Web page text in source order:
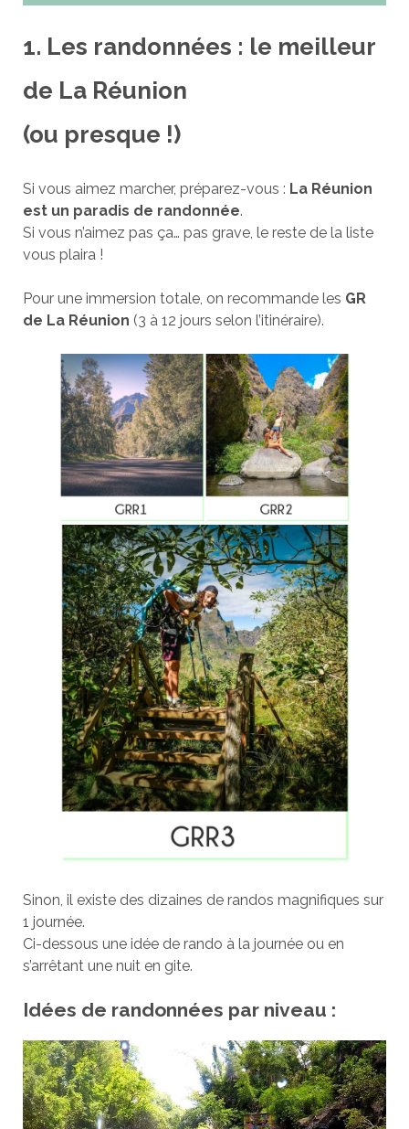
1. Les randonnées : le meilleur
de La Réunion
(ou presque !)
Si vous aimez marcher, préparez-vous : La Réunion
est un paradis de randonnée.
Si vous n’aimez pas ça… pas grave, le reste de la liste
vous plaira !
Pour une immersion totale, on recommande les GR
de La Réunion (3 à 12 jours selon l’itinéraire).
Sinon, il existe des dizaines de randos magnifiques sur
1 journée.
Ci-dessous une idée de rando à la journée ou en
s’arrêtant une nuit en gite.
Idées de randonnées par niveau :